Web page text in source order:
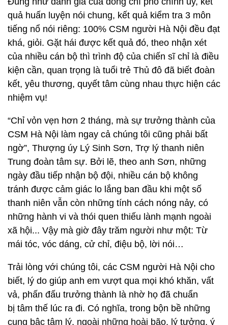
quả huấn luyện nói chung, kết quả kiểm tra 3 môn
tiếng nổ nói riêng: 100% CSM người Hà Nội đều đạt
khá, giỏi. Gặt hái được kết quả đó, theo nhận xét
của nhiều cán bộ thì trình độ của chiến sĩ chỉ là điều
kiện cần, quan trọng là tuổi trẻ Thủ đô đã biết đoàn
kết, yêu thương, quyết tâm cùng nhau thực hiện các
nhiệm vụ!
“Chỉ vỏn vẹn hơn 2 tháng, mà sự trưởng thành của
CSM Hà Nội làm ngay cả chúng tôi cũng phải bất
ngờ”, Thượng úy Lý Sinh Sơn, Trợ lý thanh niên
Trung đoàn tâm sự. Bởi lẽ, theo anh Sơn, những
ngày đầu tiếp nhận bộ đội, nhiều cán bộ không
tránh được cảm giác lo lắng ban đầu khi một số
thanh niên vẫn còn những tính cách nóng nảy, có
những hành vi và thói quen thiếu lành mạnh ngoài
xã hội... Vậy mà giờ đây trăm người như một: Từ
mái tóc, vóc dáng, cử chỉ, điệu bộ, lời nói…
Trải lòng với chúng tôi, các CSM người Hà Nội cho
biết, lý do giúp anh em vượt qua mọi khó khăn, vất
vả, phấn đấu trưởng thành là nhờ họ đã chuẩn
bị tâm thế lúc ra đi. Có nghĩa, trong bộn bề những
cung bậc tâm lý, ngoài những hoài bão, lý tưởng, ý